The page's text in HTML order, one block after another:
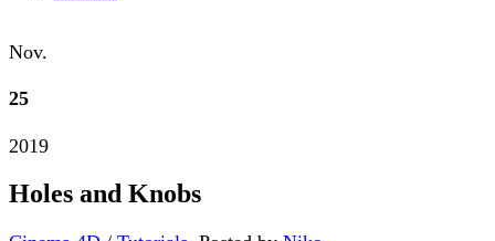
Nov.
25
2019
Holes and Knobs